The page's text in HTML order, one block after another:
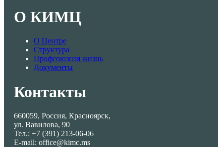
О КИМЦ
О Центре
Структура
Профсоюзная жизнь
Документы
Контакты
660059, Россия, Красноярск,
ул. Вавилова, 90
Тел.: +7 (391) 213-06-06
E-mail: office@kimc.ms